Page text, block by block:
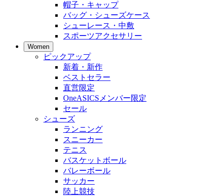
帽子・キャップ
バッグ・シューズケース
シューレース・中敷
スポーツアクセサリー
Women
ピックアップ
新着・新作
ベストセラー
直営限定
OneASICSメンバー限定
セール
シューズ
ランニング
スニーカー
テニス
バスケットボール
バレーボール
サッカー
陸上競技